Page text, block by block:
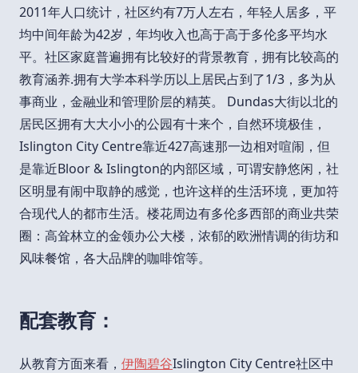
2011年人口统计，社区约有7万人左右，年轻人居多，平
均中间年龄为42岁，年均收入也高于高于多伦多平均水
平。社区家庭普遍拥有比较好的背景教育，拥有比较高的
教育涵养.拥有大学本科学历以上居民占到了1/3，多为从
事商业，金融业和管理阶层的精英。 Dundas大街以北的
居民区拥有大大小小的公园有十来个，自然环境极佳，
Islington City Centre靠近427高速那一边相对喧闹，但
是靠近Bloor & Islington的内部区域，可谓安静悠闲，社
区明显有闹中取静的感觉，也许这样的生活环境，更加符
合现代人的都市生活。楼花周边有多伦多西部的商业共荣
圈：高耸林立的金领办公大楼，浓郁的欧洲情调的街坊和
风味餐馆，各大品牌的咖啡馆等。
配套教育：
从教育方面来看， 伊陶碧谷Islington City Centre社区中